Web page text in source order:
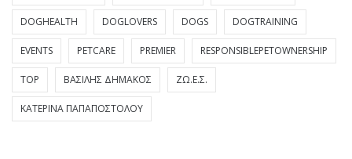
DOGHEALTH DOGLOVERS DOGS DOGTRAINING
EVENTS PETCARE PREMIER RESPONSIBLEPETOWNERSHIP
TOP ΒΑΣΊΛΗΣ ΔΗΜΆΚΟΣ ΖΩ.Ε.Σ.
ΚΑΤΕΡΊΝΑ ΠΑΠΑΠΟΣΤΌΛΟΥ